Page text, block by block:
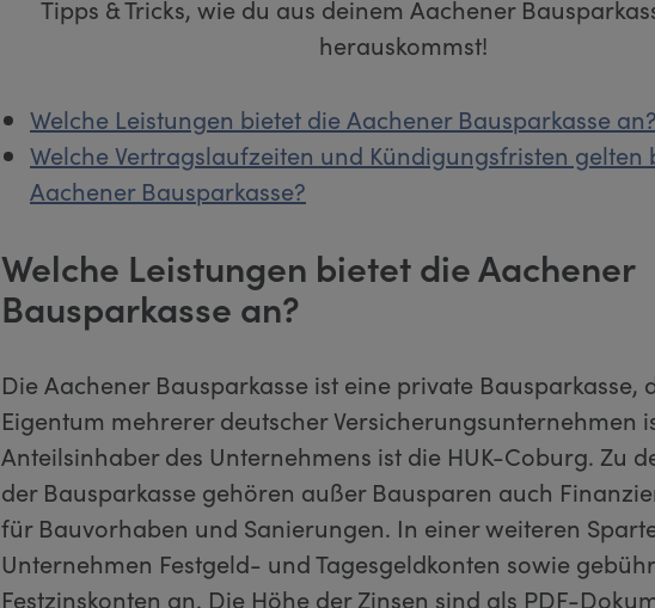
Tipps & Tricks, wie du aus deinem Aachener
herauskommst!
Welche Leistungen bietet die Aachener Bausparkasse an?
Welche Vertragslaufzeiten und Kündigungsfristen gelten
Aachener Bausparkasse?
Welche Leistungen bietet die Aachener
Bausparkasse an?
Die Aachener Bausparkasse ist eine private Bausparkasse,
Eigentum mehrerer deutscher Versicherungsunternehmen
Anteilsinhaber des Unternehmens ist die HUK-Coburg. Zu
der Bausparkasse gehören außer Bausparen auch
für Bauvorhaben und Sanierungen. In einer weiteren
Unternehmen Festgeld- und Tagesgeldkonten sowie
Festzinskonten an. Die Höhe der Zinsen sind als PDF-